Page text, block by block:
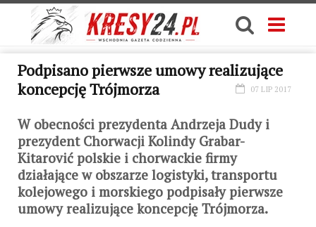
Podpisano pierwsze umowy realizujące
koncepcję Trójmorza
07 LIP 2017
W obecności prezydenta Andrzeja Dudy i
prezydent Chorwacji Kolindy Grabar-
Kitarović polskie i chorwackie firmy
działające w obszarze logistyki, transportu
kolejowego i morskiego podpisały pierwsze
umowy realizujące koncepcję Trójmorza.